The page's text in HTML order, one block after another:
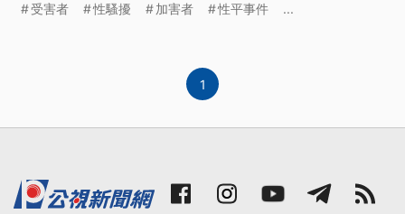
不能只看加害者本身，而是一整個社會長期以來對性
受害者 性騷擾 加害者 性平事件 ...
1